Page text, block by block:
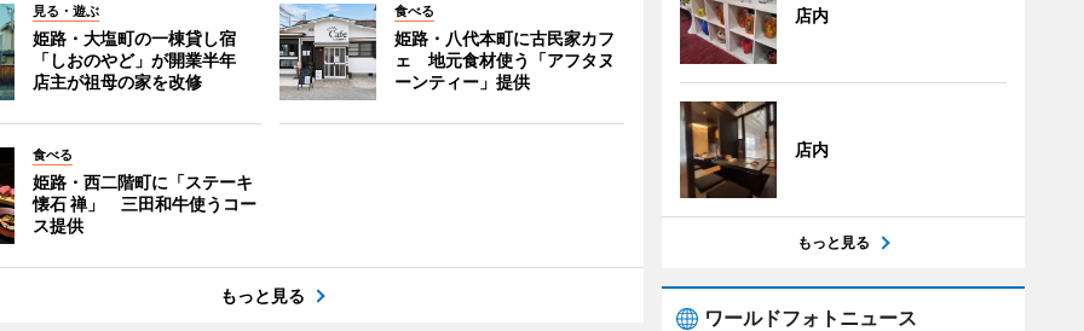
見る・遊ぶ
姫路・大塩町の一棟貸し宿
「しおのやど」が開業半年
店主が祖母の家を改修
食べる
姫路・八代本町に古民家カフ
ェ 地元食材使う「アフタヌ
ーンティー」提供
食べる
姫路・西二階町に「ステーキ
懐石 禅」 三田和牛使うコー
ス提供
もっと見る
店内
店内
もっと見る
ワールドフォトニュース